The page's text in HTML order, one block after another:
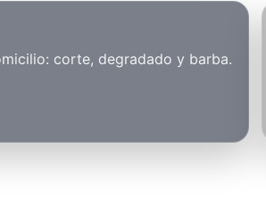
corte, degradado y barba.